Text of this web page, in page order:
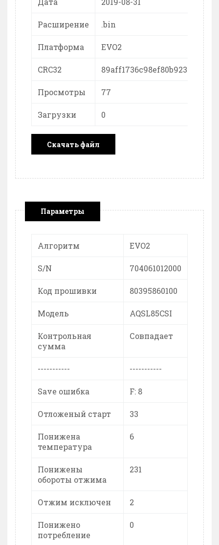
Расширение .bin
Платформа EVO2
CRC32
Просмотры 77
Загрузки 0
Скачать файл
Параметры
Алгоритм EVO2
S/N 704061012000
Код прошивки 80395860100
Модель AQSL85CSI
Контрольная
сумма
Совпадает
----------- -----------
Save ошибка F: 8
Отложеный старт 33
Понижена
температура
6
Понижены
обороты отжима
231
Отжим исключен 2
Понижено
потребление
0